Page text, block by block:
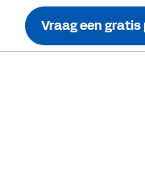
Vraag een